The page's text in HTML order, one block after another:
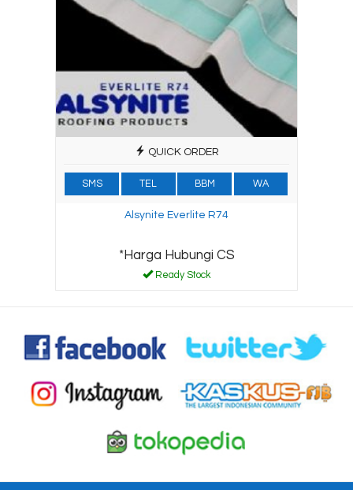
QUICK ORDER
SMS TEL BBM WA
Alsynite Everlite R74
*Harga Hubungi CS
Ready Stock